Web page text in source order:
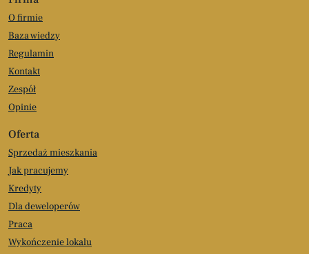
O firmie
Baza wiedzy
Regulamin
Kontakt
Zespół
Opinie
Oferta
Sprzedaż mieszkania
Jak pracujemy
Kredyty
Dla deweloperów
Praca
Wykończenie lokalu